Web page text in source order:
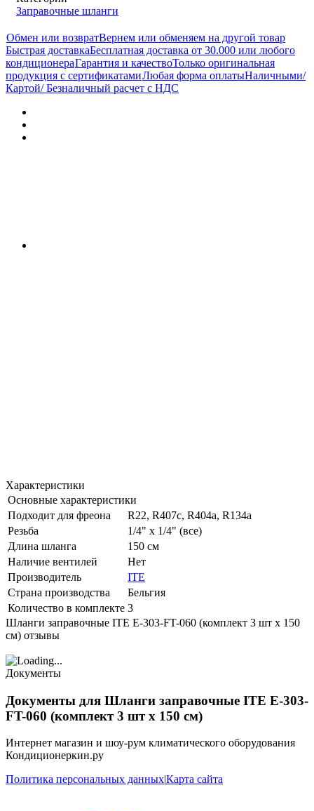
Заправочные шланги
Обмен или возвратВернем или обменяем на другой товар
Быстрая доставкаБесплатная доставка от 30.000 или любого
кондиционераГарантия и качествоТолько оригинальная
продукция с сертификатамиЛюбая форма оплатыНаличными/
Картой/ Безналичный расчет с НДС
Характеристики
Основные характеристики
Подходит для фреона
R22, R407c, R404a, R134a
Резьба
1/4" x 1/4" (все)
Длина шланга
150 см
Наличие вентилей
Нет
Производитель
ITE
Страна производства
Бельгия
Количество в комплекте 3
Шланги заправочные ITE E-303-FT-060 (комплект 3 шт х 150
см) отзывы
Документы
Документы для Шланги заправочные ITE E-303-
FT-060 (комплект 3 шт х 150 см)
Интернет магазин и шоу-рум климатического оборудования
Кондиционеркин.ру
Политика персональных данных|Карта сайта